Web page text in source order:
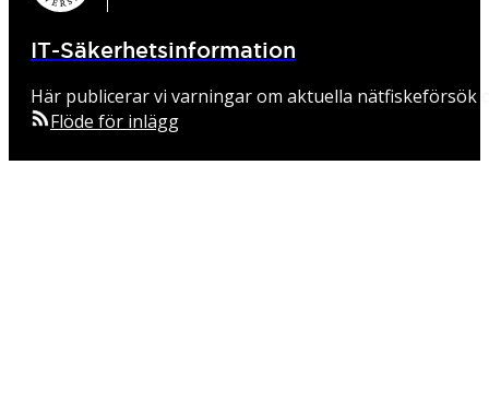
IT-Säkerhetsinformation
Här publicerar vi varningar om aktuella
Flöde för inlägg